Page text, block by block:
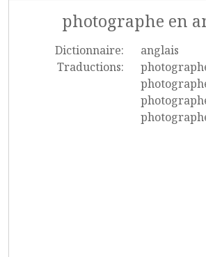
photographe en
Dictionnaire:
anglais
Traductions: